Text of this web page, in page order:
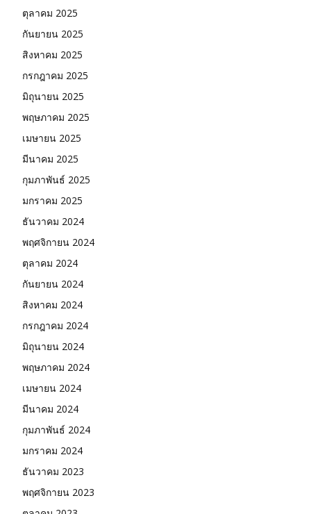
ตุลาคม 2025
กันยายน 2025
สิงหาคม 2025
กรกฎาคม 2025
มิถุนายน 2025
พฤษภาคม 2025
เมษายน 2025
มีนาคม 2025
กุมภาพันธ์ 2025
มกราคม 2025
ธันวาคม 2024
พฤศจิกายน 2024
ตุลาคม 2024
กันยายน 2024
สิงหาคม 2024
กรกฎาคม 2024
มิถุนายน 2024
พฤษภาคม 2024
เมษายน 2024
มีนาคม 2024
กุมภาพันธ์ 2024
มกราคม 2024
ธันวาคม 2023
พฤศจิกายน 2023